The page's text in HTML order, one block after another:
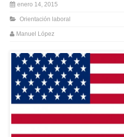
enero 14, 2015
Orientación laboral
Manuel López